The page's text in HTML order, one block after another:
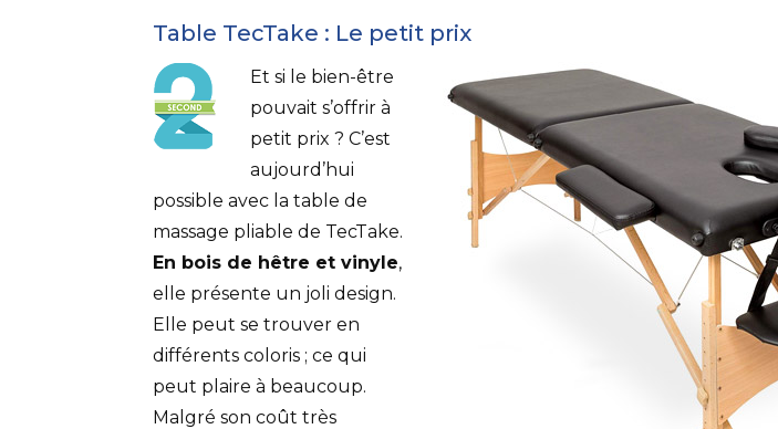
Table TecTake : Le petit prix
Et si le bien-être
pouvait s’offrir à
petit prix ? C’est
aujourd’hui
possible avec la table de
massage pliable de TecTake.
En bois de hêtre et vinyle,
elle présente un joli design.
Elle peut se trouver en
différents coloris ; ce qui
peut plaire à beaucoup.
Malgré son coût très